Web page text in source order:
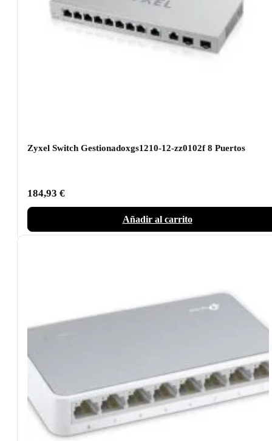
Zyxel Switch Gestionadoxgs1210-12-zz0102f 8 Puertos
184,93 €
Añadir al carrito